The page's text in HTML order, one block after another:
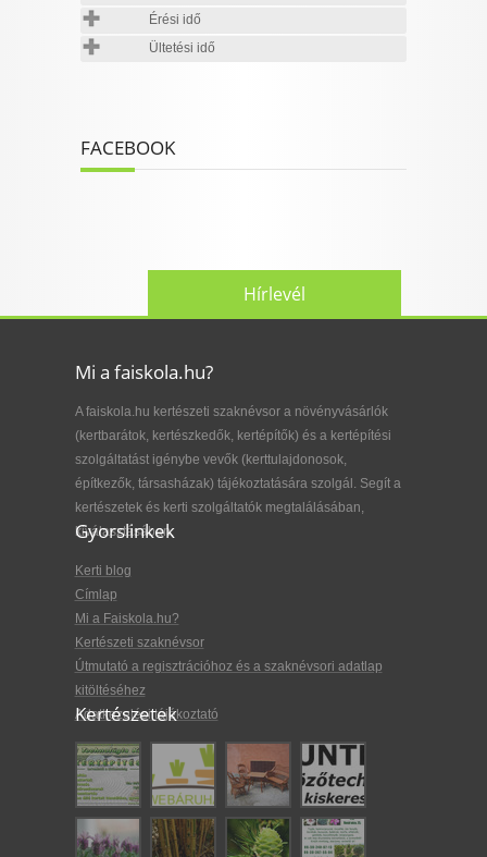
Érési idő
Ültetési idő
FACEBOOK
Hírlevél
Mi a faiskola.hu?
A faiskola.hu kertészeti szaknévsor a növényvásárlók
(kertbarátok, kertészkedők, kertépítők) és a kertépítési
szolgáltatást igénybe vevők (kerttulajdonosok,
építkezők, társasházak) tájékoztatására szolgál. Segít a
kertészetek és kerti szolgáltatók megtalálásában,
kiválasztásában.
Gyorslinkek
Kerti blog
Címlap
Mi a Faiskola.hu?
Kertészeti szaknévsor
Útmutató a regisztrációhoz és a szaknévsori adatlap
kitöltéséhez
Adatkezelési tájékoztató
Kertészetek